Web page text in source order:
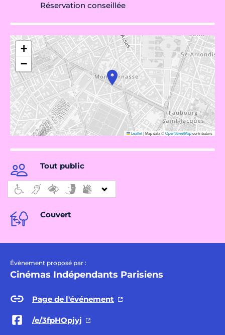
Réservation conseillée
+
−
Leaflet|Map data ©OpenStreetMapcontributors
Tout public
Couvert
Évènement proposé par :
Cinémas Indépendants Parisiens
Page de l'événement
/e/3fpHOpjyj